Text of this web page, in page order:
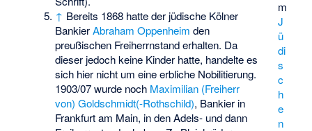
m
J
ü
di
s
c
h
e
n
↑ Bereits 1868 hatte der jüdische Kölner
BankierAbraham Oppenheim den
preußischen Freiherrnstand erhalten. Da
dieser jedoch keine Kinder hatte, handelte es
sich hier nicht um eine erbliche Nobilitierung.
1903/07 wurde noch Maximilian (Freiherr
von) Goldschmidt(-Rothschild), Bankier in
Frankfurt am Main, in den Adels- und dann